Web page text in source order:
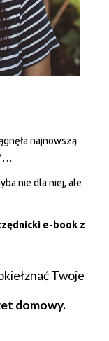
najnowszą
nie dla niej, ale
e-book z
Twoje
domowy.